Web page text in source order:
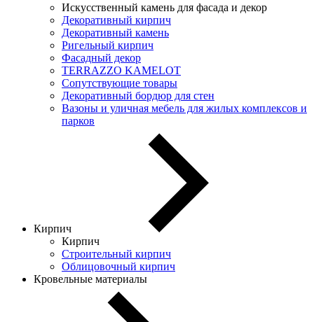
Искусственный камень для фасада и декор
Декоративный кирпич
Декоративный камень
Ригельный кирпич
Фасадный декор
TERRAZZO KAMELOT
Сопутствующие товары
Декоративный бордюр для стен
Вазоны и уличная мебель для жилых комплексов и
парков
Кирпич
Кирпич
Строительный кирпич
Облицовочный кирпич
Кровельные материалы